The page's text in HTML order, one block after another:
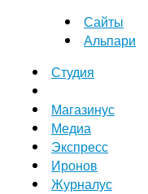
Сайты
Альпари
Студия
Магазинус
Медиа
Экспресс
Иронов
Журналус